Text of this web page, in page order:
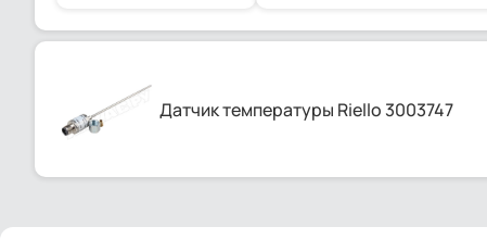
Датчик температуры Riello 3003747